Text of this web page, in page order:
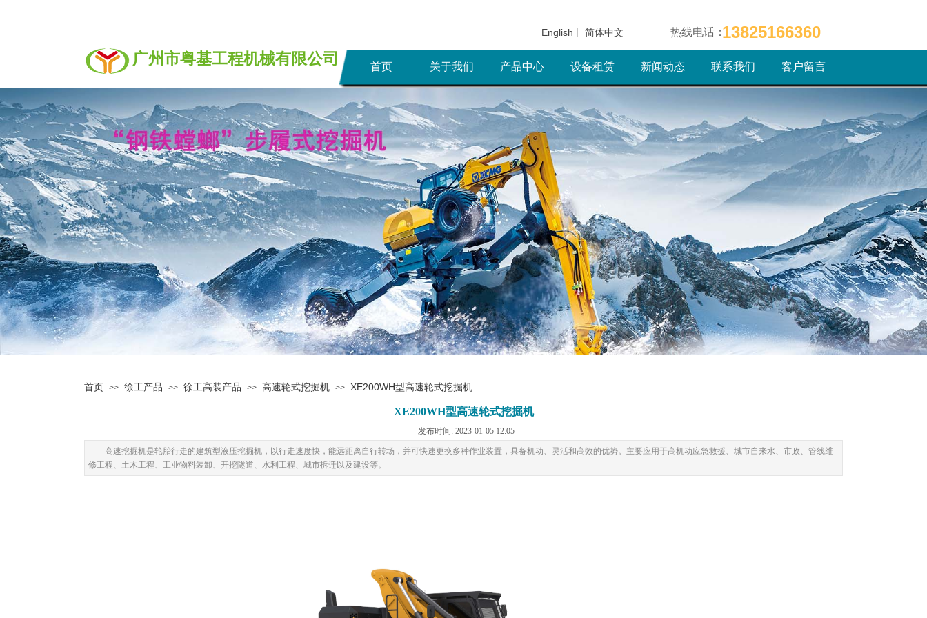
13825166360
广州市粤基工程机械有限公司
English 简体中文
首页 关于我们 产品中心 设备租赁 新闻动态 联系我们 客户留言
热线电话：
首页 >> 徐工产品 >> 徐工高装产品 >> 高速轮式挖掘机 >> XE200WH型高速轮式挖掘机
XE200WH型高速轮式挖掘机
发布时间: 2023-01-05 12:05
高速挖掘机是轮胎行走的建筑型液压挖掘机，以行走速度快，能远距离自行转场，并可快速更换多种作业装置，具备机动、灵活和高效的优势。主要应用于高机动应急救援、城市自来水、市政、管线维
修工程、土木工程、工业物料装卸、开挖隧道、水利工程、城市拆迁以及建设等。